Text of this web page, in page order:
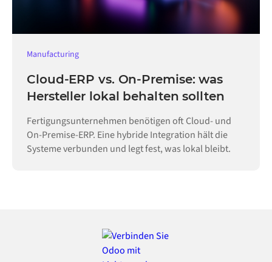
Manufacturing
Cloud-ERP vs. On-Premise: was
Hersteller lokal behalten sollten
Fertigungsunternehmen benötigen oft Cloud- und
On-Premise-ERP. Eine hybride Integration hält die
Systeme verbunden und legt fest, was lokal bleibt.